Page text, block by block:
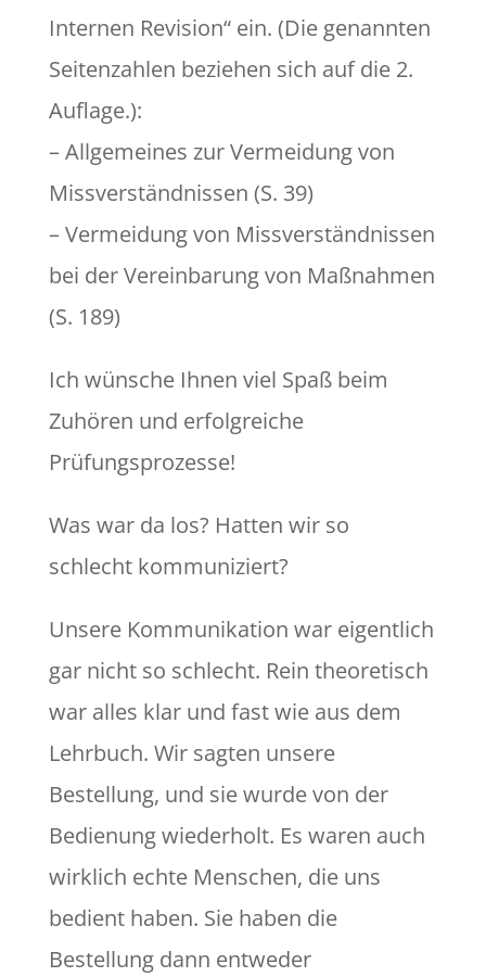
Internen Revision“ ein. (Die genannten
Seitenzahlen beziehen sich auf die 2.
Auflage.):
– Allgemeines zur Vermeidung von
Missverständnissen (S. 39)
– Vermeidung von Missverständnissen
bei der Vereinbarung von Maßnahmen
(S. 189)
Ich wünsche Ihnen viel Spaß beim
Zuhören und erfolgreiche
Prüfungsprozesse!
Was war da los? Hatten wir so
schlecht kommuniziert?
Unsere Kommunikation war eigentlich
gar nicht so schlecht. Rein theoretisch
war alles klar und fast wie aus dem
Lehrbuch. Wir sagten unsere
Bestellung, und sie wurde von der
Bedienung wiederholt. Es waren auch
wirklich echte Menschen, die uns
bedient haben. Sie haben die
Bestellung dann entweder